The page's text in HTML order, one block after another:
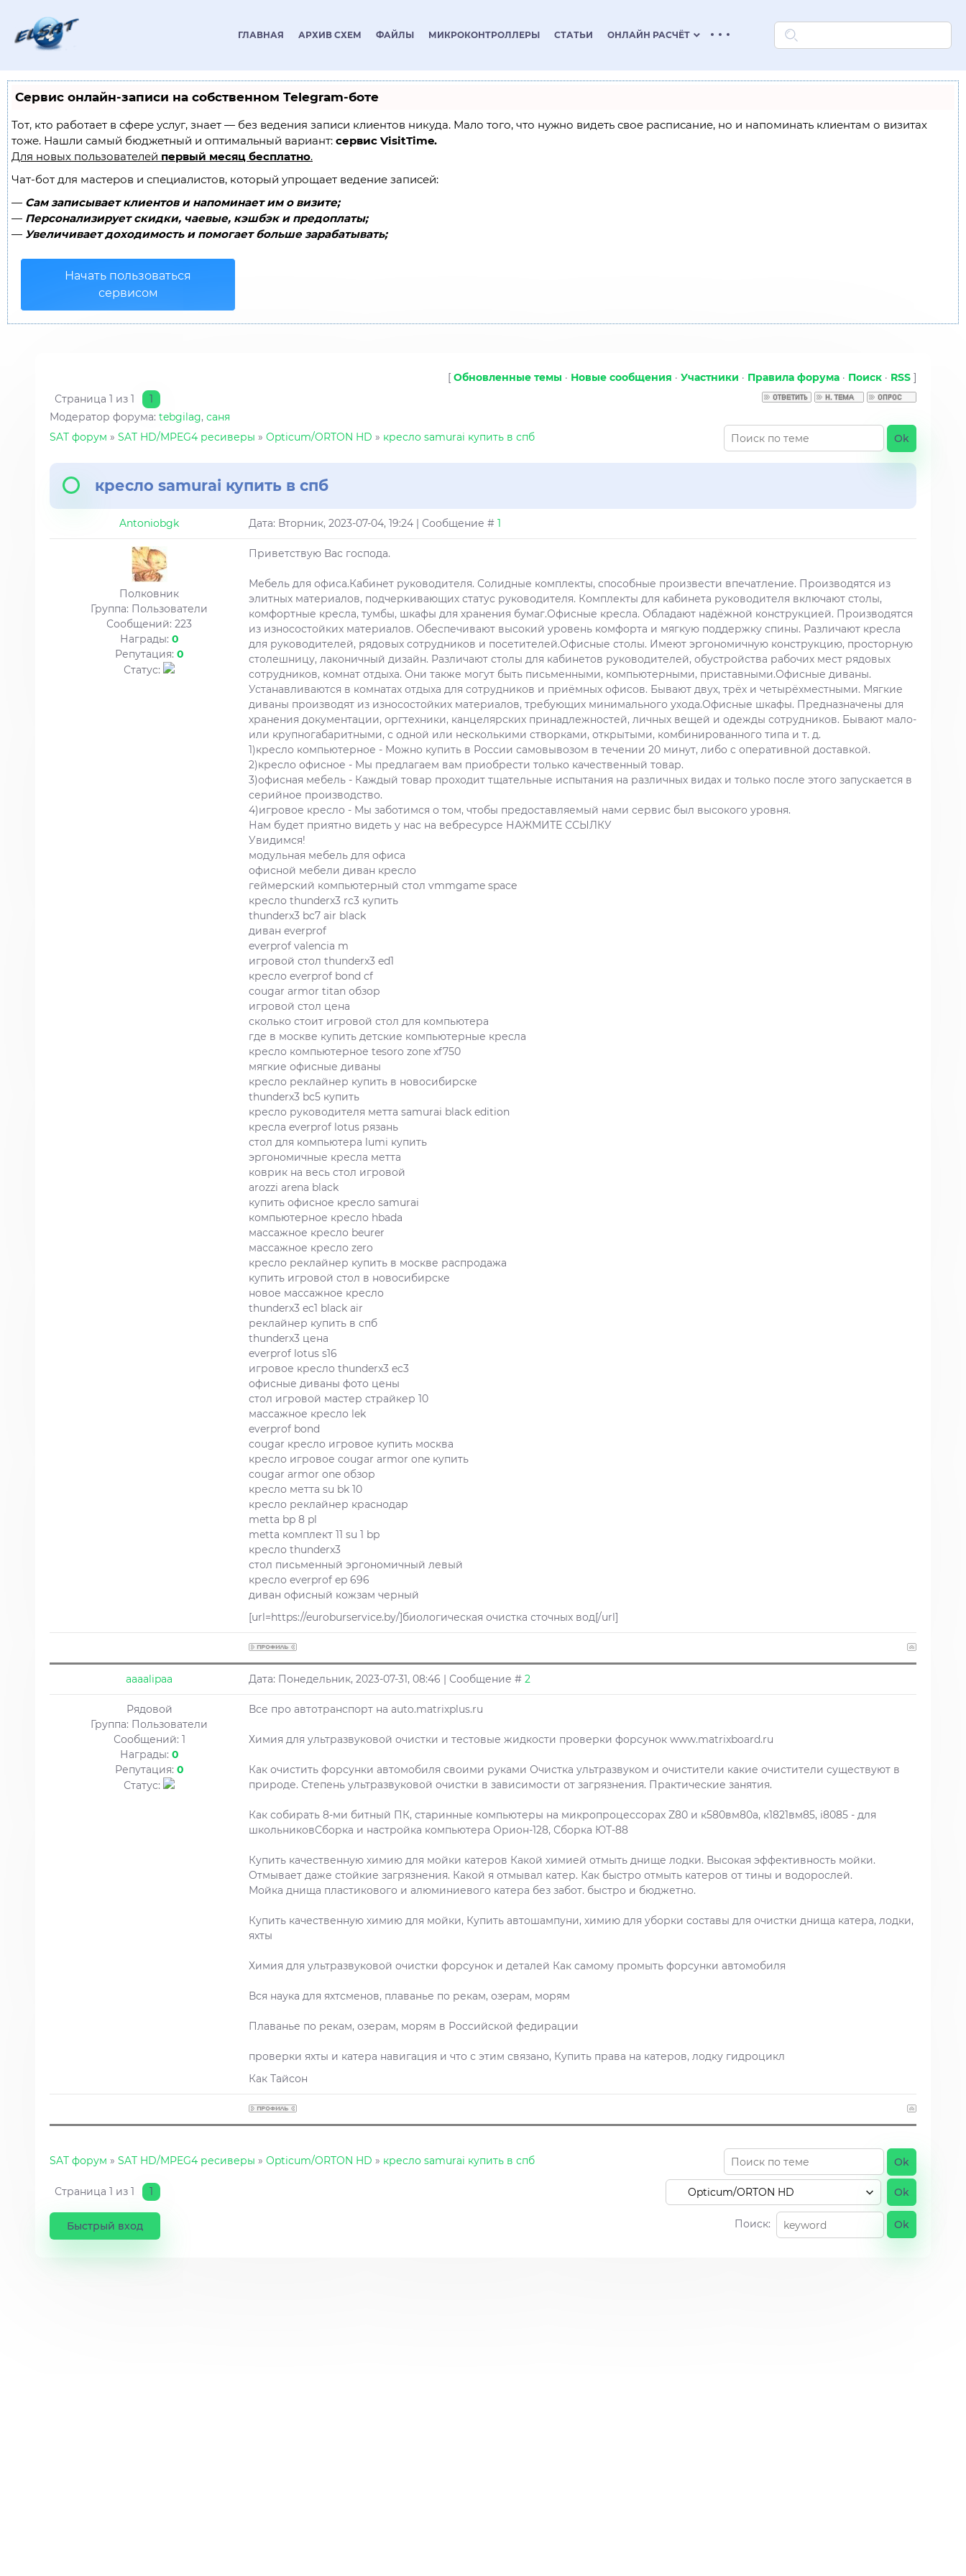
ГЛАВНАЯ АРХИВ СХЕМ ФАЙЛЫ МИКРОКОНТРОЛЛЕРЫ СТАТЬИ ОНЛАЙН РАСЧЁТ keyboard_arrow_down
Сервис онлайн-записи на собственном Telegram-боте
Тот, кто работает в сфере услуг, знает — без ведения записи клиентов никуда. Мало того, что нужно видеть свое расписание, но и напоминать клиентам о визитах
тоже. Нашли самый бюджетный и оптимальный вариант: сервис VisitTime.
Для новых пользователей первый месяц бесплатно.
Чат-бот для мастеров и специалистов, который упрощает ведение записей:
— Сам записывает клиентов и напоминает им о визите;
— Персонализирует скидки, чаевые, кэшбэк и предоплаты;
— Увеличивает доходимость и помогает больше зарабатывать;
Начать пользоваться
сервисом
[ Обновленные темы · Новые сообщения · Участники · Правила форума · Поиск · RSS ]
Страница 1 из 1
1
Модератор форума: tebgilag, саня
SAT форум » SAT HD/MPEG4 ресиверы » Opticum/ORTON HD » кресло samurai купить в спб
кресло samurai купить в спб
Antoniobgk Дата: Вторник, 2023-07-04, 19:24 | Сообщение # 1
Полковник
Группа: Пользователи
Сообщений: 223
Награды: 0
Репутация: 0
Статус:
Приветствую Вас господа.
Мебель для офиса.Кабинет руководителя. Солидные комплекты, способные произвести впечатление. Производятся из
элитных материалов, подчеркивающих статус руководителя. Комплекты для кабинета руководителя включают столы,
комфортные кресла, тумбы, шкафы для хранения бумаг.Офисные кресла. Обладают надёжной конструкцией. Производятся
из износостойких материалов. Обеспечивают высокий уровень комфорта и мягкую поддержку спины. Различают кресла
для руководителей, рядовых сотрудников и посетителей.Офисные столы. Имеют эргономичную конструкцию, просторную
столешницу, лаконичный дизайн. Различают столы для кабинетов руководителей, обустройства рабочих мест рядовых
сотрудников, комнат отдыха. Они также могут быть письменными, компьютерными, приставными.Офисные диваны.
Устанавливаются в комнатах отдыха для сотрудников и приёмных офисов. Бывают двух, трёх и четырёхместными. Мягкие
диваны производят из износостойких материалов, требующих минимального ухода.Офисные шкафы. Предназначены для
хранения документации, оргтехники, канцелярских принадлежностей, личных вещей и одежды сотрудников. Бывают мало-
или крупногабаритными, с одной или несколькими створками, открытыми, комбинированного типа и т. д.
1)кресло компьютерное - Можно купить в России самовывозом в течении 20 минут, либо c оперативной доставкой.
2)кресло офисное - Мы предлагаем вам приобрести только качественный товар.
3)офисная мебель - Каждый товар проходит тщательные испытания на различных видах и только после этого запускается в
серийное производство.
4)игровое кресло - Мы заботимся о том, чтобы предоставляемый нами сервис был высокого уровня.
Нам будет приятно видеть у нас на вебресурсе НАЖМИТЕ ССЫЛКУ
Увидимся!
модульная мебель для офиса
офисной мебели диван кресло
геймерский компьютерный стол vmmgame space
кресло thunderx3 rc3 купить
thunderx3 bc7 air black
диван everprof
everprof valencia m
игровой стол thunderx3 ed1
кресло everprof bond cf
cougar armor titan обзор
игровой стол цена
сколько стоит игровой стол для компьютера
где в москве купить детские компьютерные кресла
кресло компьютерное tesoro zone xf750
мягкие офисные диваны
кресло реклайнер купить в новосибирске
thunderx3 bc5 купить
кресло руководителя метта samurai black edition
кресла everprof lotus рязань
стол для компьютера lumi купить
эргономичные кресла метта
коврик на весь стол игровой
arozzi arena black
купить офисное кресло samurai
компьютерное кресло hbada
массажное кресло beurer
массажное кресло zero
кресло реклайнер купить в москве распродажа
купить игровой стол в новосибирске
новое массажное кресло
thunderx3 ec1 black air
реклайнер купить в спб
thunderx3 цена
everprof lotus s16
игровое кресло thunderx3 ec3
офисные диваны фото цены
стол игровой мастер страйкер 10
массажное кресло lek
everprof bond
cougar кресло игровое купить москва
кресло игровое cougar armor one купить
cougar armor one обзор
кресло метта su bk 10
кресло реклайнер краснодар
metta bp 8 pl
metta комплект 11 su 1 bp
кресло thunderx3
стол письменный эргономичный левый
кресло everprof ep 696
диван офисный кожзам черный
[url=https://euroburservice.by/]биологическая очистка сточных вод[/url]
aaaalipaa Дата: Понедельник, 2023-07-31, 08:46 | Сообщение # 2
Рядовой
Группа: Пользователи
Сообщений: 1
Награды: 0
Репутация: 0
Статус:
Все про автотранспорт на auto.matrixplus.ru
Химия для ультразвуковой очистки и тестовые жидкости проверки форсунок www.matrixboard.ru
Как очистить форсунки автомобиля своими руками Очистка ультразвуком и очистители какие очистители существуют в
природе. Степень ультразвуковой очистки в зависимости от загрязнения. Практические занятия.
Как собирать 8-ми битный ПК, старинные компьютеры на микропроцессорах Z80 и к580вм80а, к1821вм85, i8085 - для
школьниковСборка и настройка компьютера Орион-128, Сборка ЮТ-88
Купить качественную химию для мойки катеров Какой химией отмыть днище лодки. Высокая эффективность мойки.
Отмывает даже стойкие загрязнения. Какой я отмывал катер. Как быстро отмыть катеров от тины и водорослей.
Мойка днища пластикового и алюминиевого катера без забот. быстро и бюджетно.
Купить качественную химию для мойки, Купить автошампуни, химию для уборки составы для очистки днища катера, лодки,
яхты
Химия для ультразвуковой очистки форсунок и деталей Как самому промыть форсунки автомобиля
Вся наука для яхтсменов, плаванье по рекам, озерам, морям
Плаванье по рекам, озерам, морям в Российской федирации
проверки яхты и катера навигация и что с этим связано, Купить права на катеров, лодку гидроцикл
Как Тайсон
SAT форум » SAT HD/MPEG4 ресиверы » Opticum/ORTON HD » кресло samurai купить в спб
Страница 1 из 1 1
Поиск: